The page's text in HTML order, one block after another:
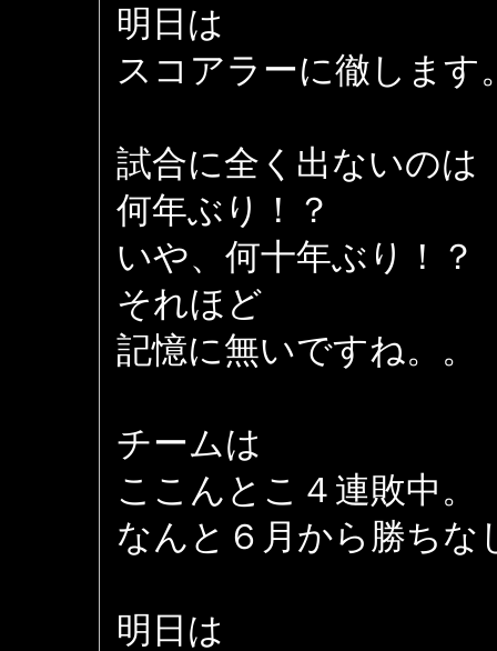
明日は
スコアラーに徹します
試合に全く出ないのは
何年ぶり！？
いや、何十年ぶり！？
それほど
記憶に無いですね。。
チームは
ここんとこ４連敗中。
なんと６月から勝ちな
明日は